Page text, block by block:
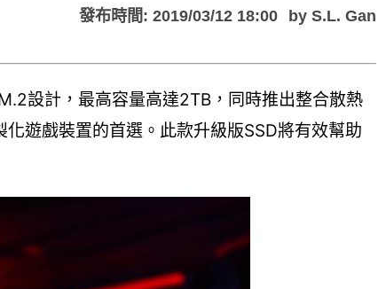
發布時間: 2019/03/12 18:00 by S.L. Gan
設計，最高容量高達2TB，同時推出整合散熱
遊戲裝置的首選。此款升級版SSD將有效幫助